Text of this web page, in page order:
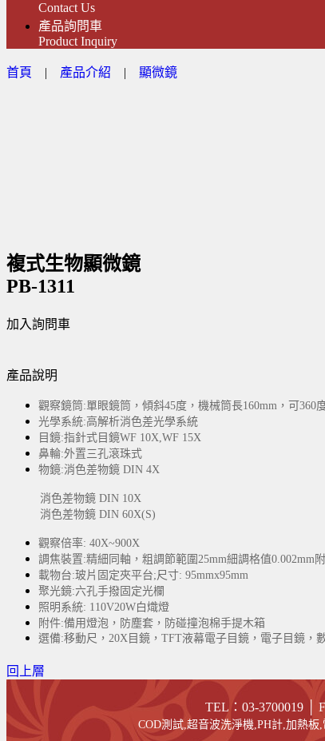
Contact Us
產品詢問車
Product Inquiry
首頁 | 產品介紹 | 顯微鏡
複式生物顯微鏡
PB-1311
加入詢問車
產品說明
觀察鏡筒:單眼鏡筒，傾斜45度，機械筒長160mm，可360
光學系統:高解析消色差光學系統
目鏡:指針式目鏡WF 10X,WF 15X
鼻輪:外置三孔滾珠式
物鏡:消色差物鏡 DIN 4X
消色差物鏡 DIN 10X
消色差物鏡 DIN 60X(S)
觀察倍率: 40X~900X
調焦裝置:精細同軸，粗調節範圍25mm細調格值0.002mm
載物台:玻片固定夾平台;尺寸: 95mmx95mm
聚光鏡:六孔手撥固定光欄
照明系統: 110V20W白熾燈
附件:備用燈泡，防塵套，防碰撞泡棉手提木箱
選備:移動尺，20X目鏡，TFT液幕電子目鏡，電子目鏡，
回上層
TEL：03-3700019 │
COD測試,超音波洗淨機,PH計,加熱